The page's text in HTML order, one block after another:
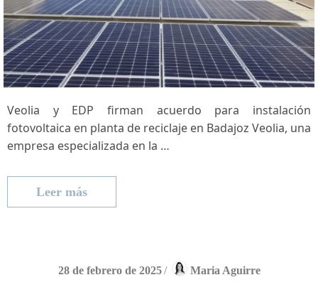
Veolia y ‍EDP firman acuerdo para instalación
fotovoltaica en planta de reciclaje​ en Badajoz Veolia, una
empresa especializada en la …
Leer más
28 de febrero de 2025 / Maria Aguirre